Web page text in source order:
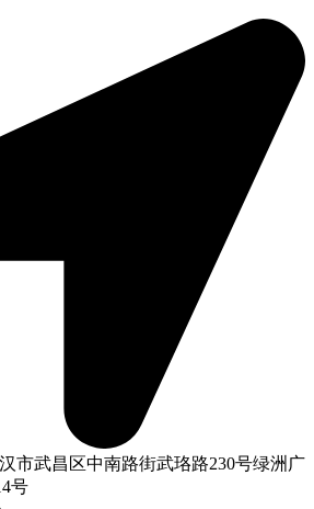
市武昌区中南路街武珞路230号绿洲广
号